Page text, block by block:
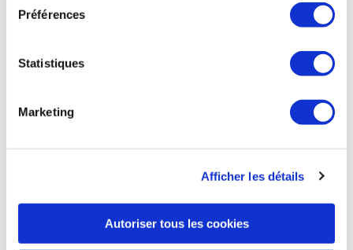
Préférences
Statistiques
Marketing
Afficher les détails
Autoriser tous les cookies
Le groupe Venturi étend son expertise au
Venturi, groupe originaire de Monaco, spécialisé dans la
domaine spatial, en créant Venturi Lab. Partenaire de Thales
Alenia Space, Venturi Lab, basé en Suisse, aura pour vocation
d’étudier et fabriquer « des solutions de mobilité capables
propulsion compatible avec des environnements hostiles »,
Venturi Lab collaborera avec Venturi à Monaco et Venturi
North America à Columbus (Ohio, Etats-Unis) ainsi qu’avec